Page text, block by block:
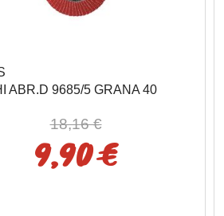
ABR.D 9685/5 GRANA 40
18,16 €
9,90 €